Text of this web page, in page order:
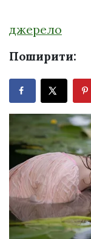
джерело
Поширити: